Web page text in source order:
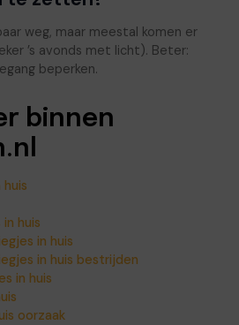
weg, maar meestal komen er
’s avonds met licht). Beter:
beperken.
binnen
huis
huis
in huis
in huis bestrijden
in huis
oorzaak